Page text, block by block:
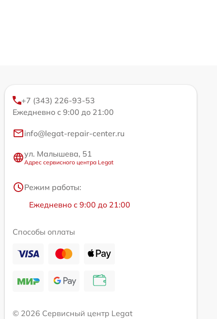
+7 (343) 226-93-53
Ежедневно с 9:00 до 21:00
info@legat-repair-center.ru
ул. Малышева, 51
Адрес сервисного центра Legat
Режим работы:
Ежедневно с 9:00 до 21:00
Способы оплаты
© 2026 Сервисный центр Legat